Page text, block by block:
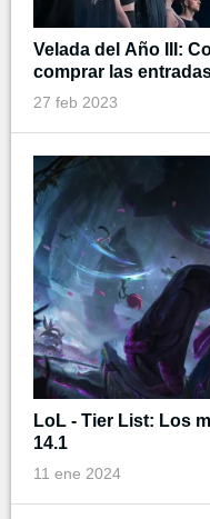
Velada del Año III:
comprar las
27 feb 2023
LoL - Tier List: Los
14.1
11 ene 2024